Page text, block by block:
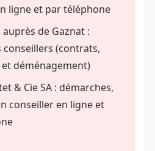
ligne et par téléphone
de Gaznat :
conseillers (contrats,
déménagement)
& Cie SA : démarches,
conseiller en ligne et